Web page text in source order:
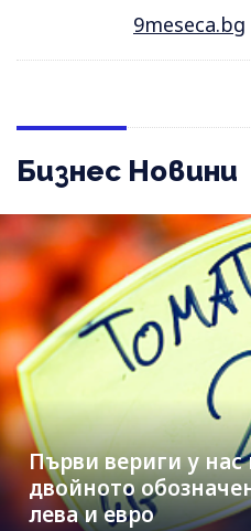
9meseca.bg
Бизнес Новини
Първи вериги у нас
двойното
лева и евро